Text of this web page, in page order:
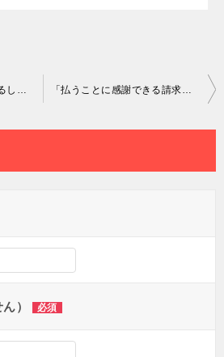
「できると思ったらできるし、できないと思ったらできない」を英語で言ってみよう 「払うことに感謝できる請求書」って英語で何て言うの？－感謝日記ー
） 必須